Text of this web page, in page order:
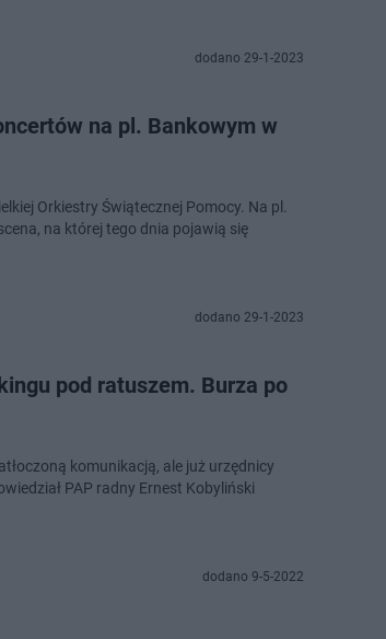
dodano 29-1-2023
na pl. Bankowym w
Orkiestry Świątecznej Pomocy. Na pl.
na której tego dnia pojawią się
dodano 29-1-2023
pod ratuszem. Burza po
komunikacją, ale już urzędnicy
PAP radny Ernest Kobyliński
dodano 9-5-2022